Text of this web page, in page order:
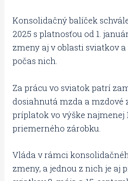
Konsolidačný balíček
2025 s platnosťou od 1.
zmeny aj v oblasti sviatkov
počas nich.
Za prácu vo sviatok patrí
dosiahnutá mzda a mzdové
príplatok vo výške najmenej
priemerného zárobku.
Vláda v rámci
zmeny, a jednou z nich je aj